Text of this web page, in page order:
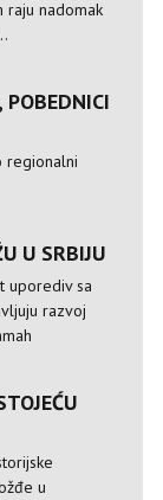
raju nadomak
POBEDNICI
regionalni
U SRBIJU
uporediv sa
razvoj
u